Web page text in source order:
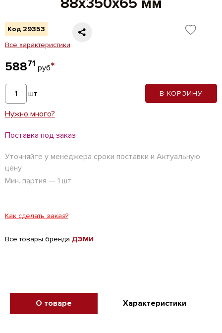
Код 29353
Все характеристики
58871 руб*
шт В КОРЗИНУ
Нужно много?
Поставка под заказ
Уточняйте у менеджера сроки поставки и Актуальную
цену
Мин. партия — 1 шт
Как сделать заказ?
Все товары бренда ДЭМИ
О товаре Характеристики